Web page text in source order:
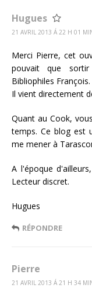
Hugues
21 AVRIL 2013 Á 22 H 01
Merci Pierre, cet
pouvait que
Bibliophiles François.
Il vient directement
Quant au Cook,
temps. Ce blog est
me mener à
A l'époque
Lecteur discret.
Hugues
RÉPONDRE
Pierre
21 AVRIL 2013 Á 21 H 34